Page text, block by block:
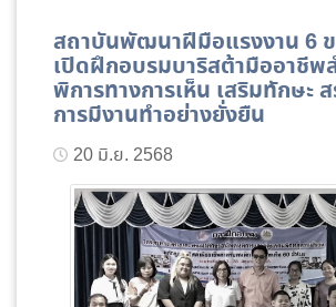
สถาบันพัฒนาฝีมือแรงงาน 6
เปิดฝึกอบรมบาริสต้ามืออาชีพ
พิการทางการเห็น เสริมทักษะ
การมีงานทำอย่างยั่งยืน
20 มิ.ย. 2568